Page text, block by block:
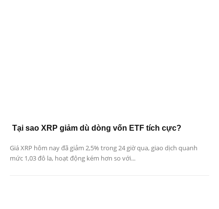
Tại sao XRP giảm dù dòng vốn ETF tích cực?
Giá XRP hôm nay đã giảm 2,5% trong 24 giờ qua, giao dịch quanh
mức 1,03 đô la, hoạt động kém hơn so với...